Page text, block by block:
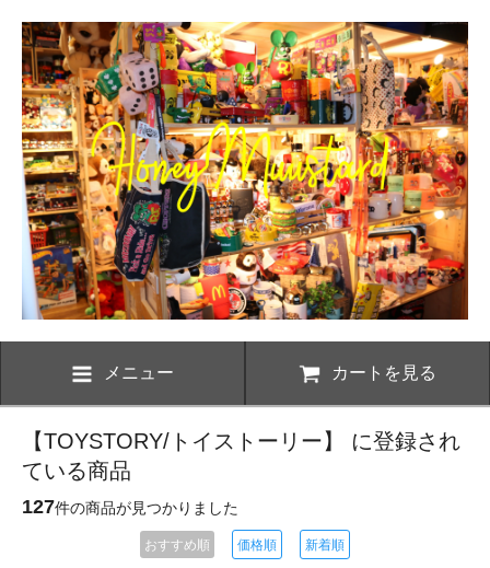
メニュー カートを見る
【TOYSTORY/トイストーリー】 に登録され
ている商品
127件の商品が見つかりました
おすすめ順 価格順 新着順